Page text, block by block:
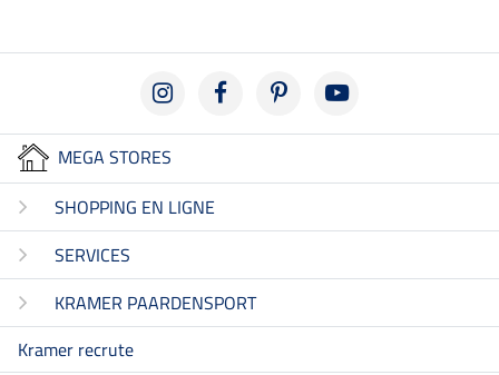
MEGA STORES
SHOPPING EN LIGNE
SERVICES
KRAMER PAARDENSPORT
Kramer recrute